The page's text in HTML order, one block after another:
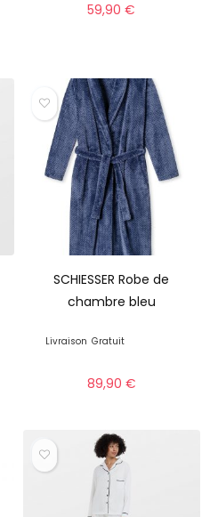
59,90€
SCHIESSER Robe de
chambre bleu
Livraison Gratuit
89,90 €